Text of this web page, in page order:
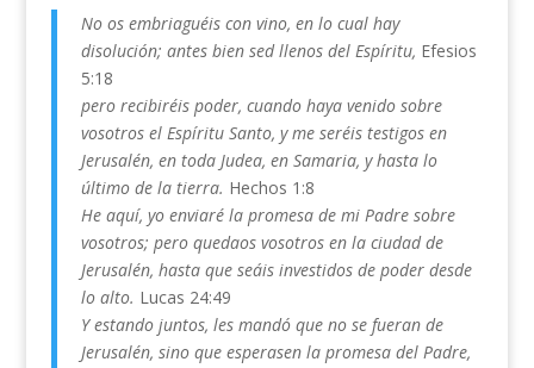
No os embriaguéis con vino, en lo cual hay
disolución; antes bien sed llenos del Espíritu, Efesios
5:18
pero recibiréis poder, cuando haya venido sobre
vosotros el Espíritu Santo, y me seréis testigos en
Jerusalén, en toda Judea, en Samaria, y hasta lo
último de la tierra. Hechos 1:8
He aquí, yo enviaré la promesa de mi Padre sobre
vosotros; pero quedaos vosotros en la ciudad de
Jerusalén, hasta que seáis investidos de poder desde
lo alto. Lucas 24:49
Y estando juntos, les mandó que no se fueran de
Jerusalén, sino que esperasen la promesa del Padre,